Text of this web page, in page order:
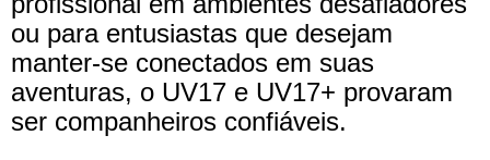
ou para entusiastas que desejam
manter-se conectados em suas
aventuras, o UV17 e UV17+ provaram
ser companheiros confiáveis.